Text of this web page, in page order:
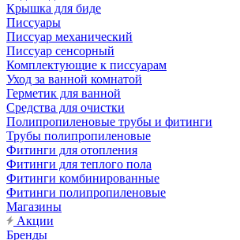
Крышка для биде
Писсуары
Писсуар механический
Писсуар сенсорный
Комплектующие к писсуарам
Уход за ванной комнатой
Герметик для ванной
Средства для очистки
Полипропиленовые трубы и фитинги
Трубы полипропиленовые
Фитинги для отопления
Фитинги для теплого пола
Фитинги комбинированные
Фитинги полипропиленовые
Магазины
Акции
Бренды